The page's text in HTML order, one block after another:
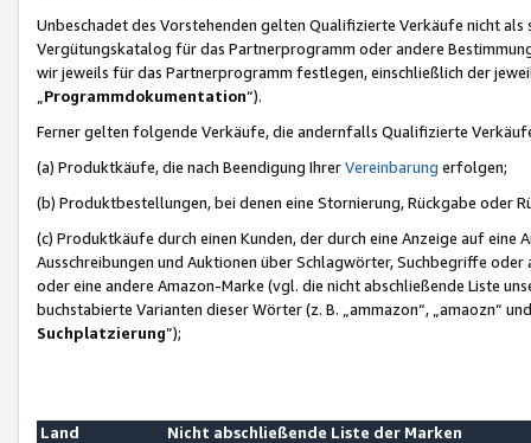
Unbeschadet des Vorstehenden gelten Qualifizierte Verkäufe nicht
Vergütungskatalog für das Partnerprogramm oder andere
wir jeweils für das Partnerprogramm festlegen, einschließlich der
Programmdokumentation“).
Ferner gelten folgende Verkäufe, die andernfalls Qualifizierte
(a) Produktkäufe, die nach Beendigung IhrerVereinbarung erfolgen;
(b) Produktbestellungen, bei denen eine Stornierung, Rückgabe oder
(c) Produktkäufe durch einen Kunden, der durch eine Anzeige auf
Ausschreibungen und Auktionen über Schlagwörter, Suchbegriffe
oder eine andere Amazon-Marke (vgl. die nicht abschließende Liste
buchstabierte Varianten dieser Wörter (z. B. „ammazon“, „amaozn“
Suchplatzierung”);
Land
Nicht abschließende Liste der Marken